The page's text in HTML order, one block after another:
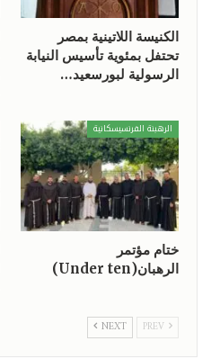
الكنيسة اللاتينية بمصر
تحتفل بمئوية تأسيس النيابة
الرسولية لبورسعيد…
الرهبنة الفرنسيسكانية
ختام مؤتمر
الرهبان(Under ten)
NEXT